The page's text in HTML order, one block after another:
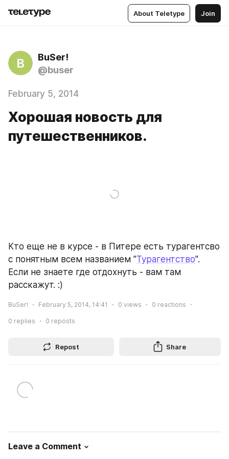
About Teletype Join
B
BuSer!
@buser
February 5, 2014
Хорошая новость для
путешественников.
Кто еще не в курсе - в Питере есть турагентсво
с понятным всем названием "Турагентство".
Если не знаете где отдохнуть - вам там
расскажут. :)
BuSer! February 5, 2014, 14:41 0 views 0 reactions
0 replies 0 reposts
Repost Share
Leave a Comment